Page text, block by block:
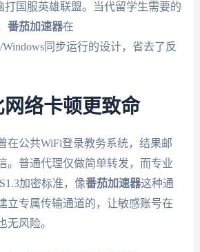
打国服英雄联盟。当代留学生需要的
番茄加速器在
Windows同步运行的设计，省去了反
络卡顿更致命
在公共WiFi登录教务系统，结果邮
。普通代理仅做简单转发，而专业
加密标准，像番茄加速器这种通
立专属传输通道的，让敏感账号在
无风险。